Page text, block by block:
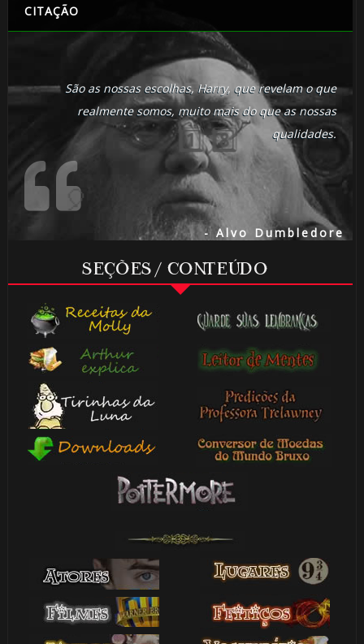
CITAÇÃO
São as nossas escolhas, Harry, que revelam o que
realmente somos, muito mais do que as nossas
qualidades.
- Alvo Dumbledore
SEÇÕES / CONTEÚDO
⚡
⚡
🎈
1️⃣ 8️⃣
1️⃣ 8️⃣
🎂